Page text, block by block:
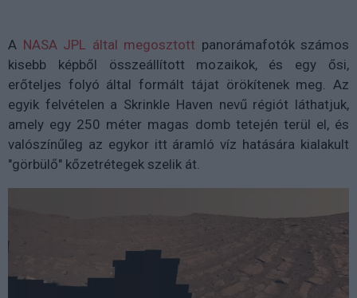
A NASA JPL által megosztott panorámafotók számos
kisebb képből összeállított mozaikok, és egy ősi,
erőteljes folyó által formált tájat örökítenek meg. Az
egyik felvételen a Skrinkle Haven nevű régiót láthatjuk,
amely egy 250 méter magas domb tetején terül el, és
valószínűleg az egykor itt áramló víz hatására kialakult
"görbülő" kőzetrétegek szelik át.